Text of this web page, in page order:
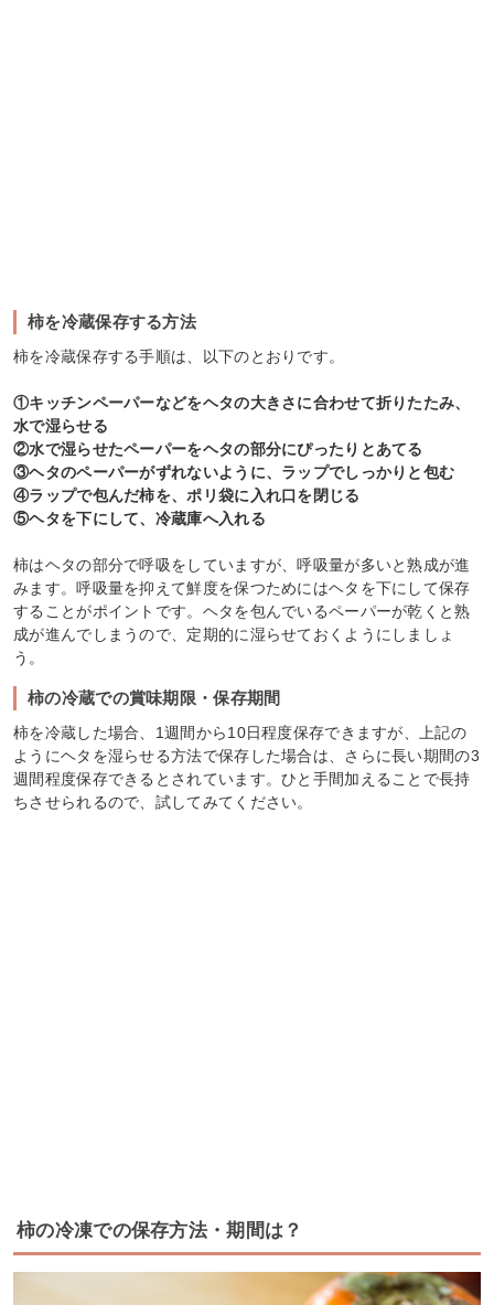
柿を冷蔵保存する方法
柿を冷蔵保存する手順は、以下のとおりです。
①キッチンペーパーなどをヘタの大きさに合わせて折りたたみ、
水で湿らせる
②水で湿らせたペーパーをヘタの部分にぴったりとあてる
③ヘタのペーパーがずれないように、ラップでしっかりと包む
④ラップで包んだ柿を、ポリ袋に入れ口を閉じる
⑤ヘタを下にして、冷蔵庫へ入れる
柿はヘタの部分で呼吸をしていますが、呼吸量が多いと熟成が進
みます。呼吸量を抑えて鮮度を保つためにはヘタを下にして保存
することがポイントです。ヘタを包んでいるペーパーが乾くと熟
成が進んでしまうので、定期的に湿らせておくようにしましょ
う。
柿の冷蔵での賞味期限・保存期間
柿を冷蔵した場合、1週間から10日程度保存できますが、上記の
ようにヘタを湿らせる方法で保存した場合は、さらに長い期間の3
週間程度保存できるとされています。ひと手間加えることで長持
ちさせられるので、試してみてください。
柿の冷凍での保存方法・期間は？